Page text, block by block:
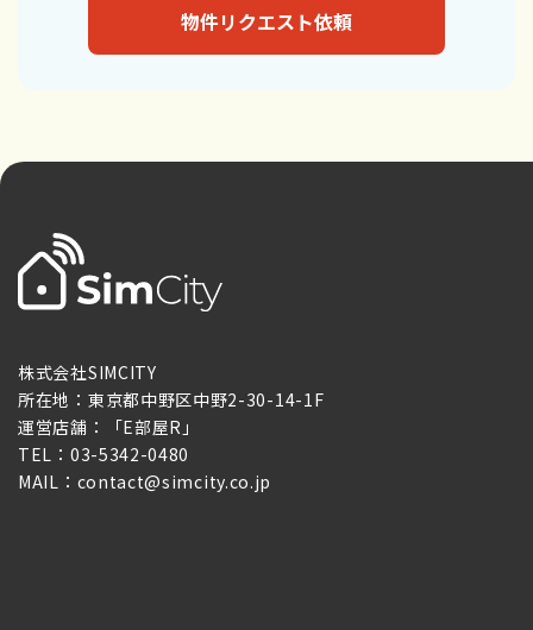
物件リクエスト依頼
株式会社SIMCITY
所在地：東京都中野区中野2-30-14-1F
運営店舗：「E部屋R」
TEL：03-5342-0480
MAIL：contact@simcity.co.jp